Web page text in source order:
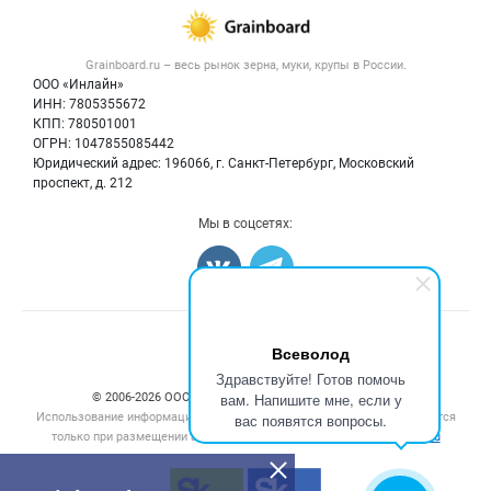
Всеволод
Здравствуйте! Готов помочь
вам. Напишите мне, если у
вас появятся вопросы.
Grainboard.ru – весь рынок зерна, муки, крупы в России.
ООО «Инлайн»
ИНН: 7805355672
КПП: 780501001
ОГРН: 1047855085442
Юридический адрес: 196066, г. Санкт-Петербург, Московский
проспект, д. 212
Публичная оферта
Контактная информация
Политика обработки персональных данных
Новости рынка
Крупы
Мука
Мы в соцсетях:
Счетчики, авторское право, логотипы
© 2006‑2026 ООО “Инлайн”. 12+ Все права защищены.
Использование информации, размещенной на данном сайте, допускается
только при размещении активной гиперссылки на сайт
grainboard.ru